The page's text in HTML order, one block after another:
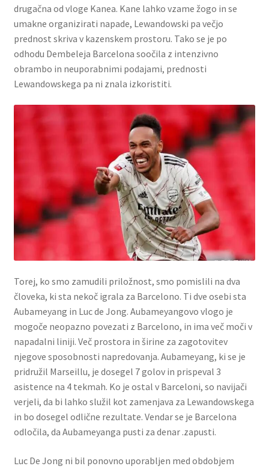
drugačna od vloge Kanea. Kane lahko vzame žogo in se
umakne organizirati napade, Lewandowski pa večjo
prednost skriva v kazenskem prostoru. Tako se je po
odhodu Dembeleja Barcelona soočila z intenzivno
obrambo in neuporabnimi podajami, prednosti
Lewandowskega pa ni znala izkoristiti.
Torej, ko smo zamudili priložnost, smo pomislili na dva
človeka, ki sta nekoč igrala za Barcelono. Ti dve osebi sta
Aubameyang in Luc de Jong. Aubameyangovo vlogo je
mogoče neopazno povezati z Barcelono, in ima več moči v
napadalni liniji. Več prostora in širine za zagotovitev
njegove sposobnosti napredovanja. Aubameyang, ki se je
pridružil Marseillu, je dosegel 7 golov in prispeval 3
asistence na 4 tekmah. Ko je ostal v Barceloni, so navijači
verjeli, da bi lahko služil kot zamenjava za Lewandowskega
in bo dosegel odlične rezultate. Vendar se je Barcelona
odločila, da Aubameyanga pusti za denar .zapusti.
Luc De Jong ni bil ponovno uporabljen med obdobjem